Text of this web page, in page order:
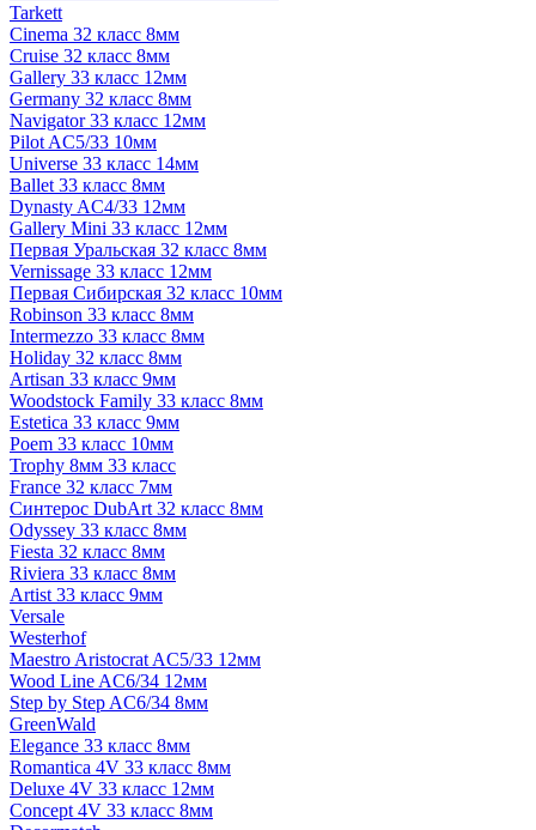
Tarkett
Cinema 32 класс 8мм
Cruise 32 класс 8мм
Gallery 33 класс 12мм
Germany 32 класс 8мм
Navigator 33 класс 12мм
Pilot AC5/33 10мм
Universe 33 класс 14мм
Ballet 33 класс 8мм
Dynasty AC4/33 12мм
Gallery Mini 33 класс 12мм
Первая Уральская 32 класс 8мм
Vernissage 33 класс 12мм
Первая Сибирская 32 класс 10мм
Robinson 33 класс 8мм
Intermezzo 33 класс 8мм
Holiday 32 класс 8мм
Artisan 33 класс 9мм
Woodstock Family 33 класс 8мм
Estetica 33 класс 9мм
Poem 33 класс 10мм
Trophy 8мм 33 класс
France 32 класс 7мм
Синтерос DubArt 32 класс 8мм
Odyssey 33 класс 8мм
Fiesta 32 класс 8мм
Riviera 33 класс 8мм
Artist 33 класс 9мм
Versale
Westerhof
Maestro Aristocrat AC5/33 12мм
Wood Line AC6/34 12мм
Step by Step AC6/34 8мм
GreenWald
Elegance 33 класс 8мм
Romantica 4V 33 класс 8мм
Deluxe 4V 33 класс 12мм
Concept 4V 33 класс 8мм